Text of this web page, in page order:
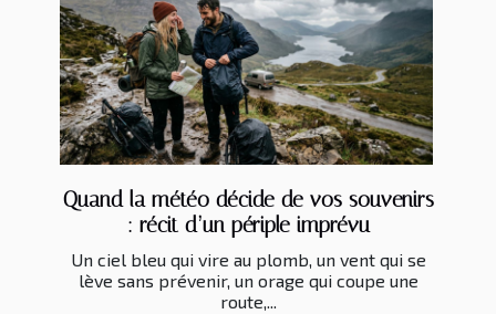
Quand la météo décide de vos souvenirs
: récit d’un périple imprévu
Un ciel bleu qui vire au plomb, un vent qui se
lève sans prévenir, un orage qui coupe une
route,...